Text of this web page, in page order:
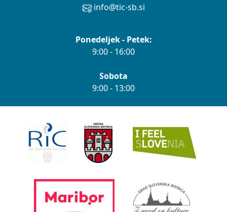
info@tic-sb.si
Ponedeljek - Petek:
9:00 - 16:00
Sobota
9:00 - 13:00